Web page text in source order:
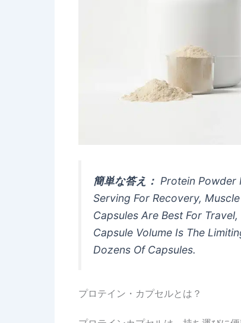
簡単な答え： Protein Powder
Serving For Recovery,
Capsules Are Best For
Capsule Volume Is The
Dozens Of Capsules.
プロテイン・カプセルとは？